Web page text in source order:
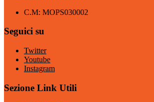
C.M: MOPS030002
Seguici su
Twitter
Youtube
Instagram
Sezione Link Utili